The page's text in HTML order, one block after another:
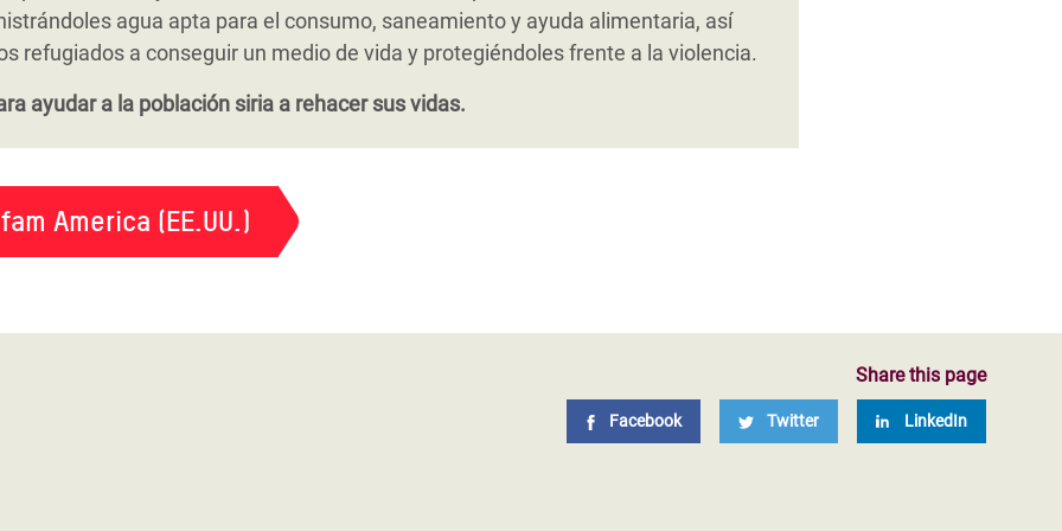
jabón y productos de desinfección.
las comunidades de acogida en situación de mayor vulnerabilidad, y
regular.
de cooperativas. También hemos desarrollado diversas herramientas para
y política de grupos en situación de especial desventaja como, por ejemplo,
agua apta para el consumo, saneamiento y ayuda alimentaria, así
refugiados a conseguir un medio de vida y protegiéndoles frente a la violencia.
ayudar a la población siria a rehacer sus vidas.
America (EE.UU.)
Share this page
Facebook Twitter LinkedIn